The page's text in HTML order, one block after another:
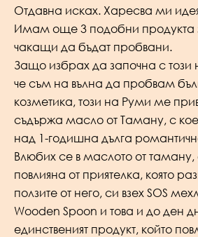
Отдавна исках. Харесва ми
Имам още 3 подобни продукта
чакащи да бъдат пробвани.
Защо избрах да започна с този
че съм на вълна да пробвам
козметика, този на Руми ме
съдържа масло от Таману, с
над 1-годишна дълга
Влюбих се в маслото от таману,
повлияна от приятелка, която
ползите от него, си взех SOS
Wooden Spoon и това и до ден
единственият продукт, който